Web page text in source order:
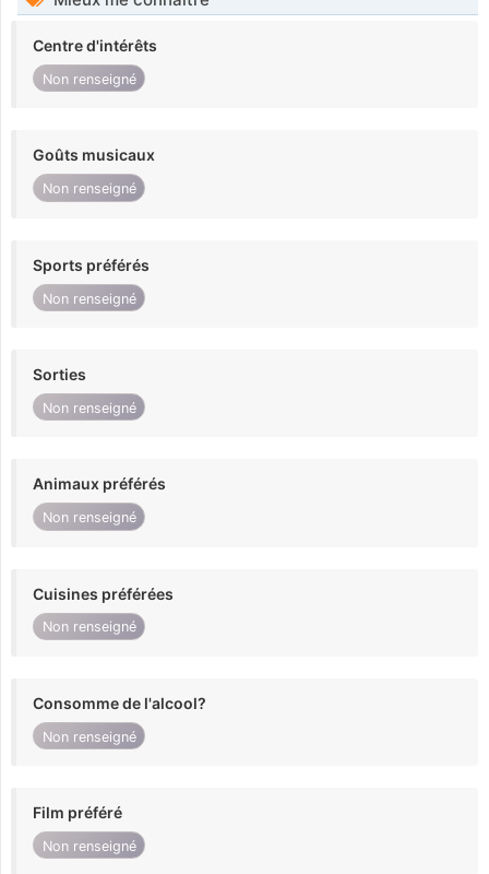
Centre d'intérêts
Non renseigné
Goûts musicaux
Non renseigné
Sports préférés
Non renseigné
Sorties
Non renseigné
Animaux préférés
Non renseigné
Cuisines préférées
Non renseigné
Consomme de l'alcool?
Non renseigné
Film préféré
Non renseigné